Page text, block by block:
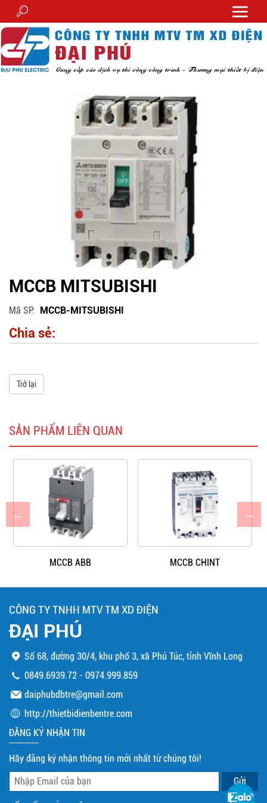
MCCB MITSUBISHI
Mã SP MCCB-MITSUBISHI
Chia sẻ:
Trở lại
SẢN PHẨM LIÊN QUAN
MCCB ABB MCCB CHINT
CÔNG TY TNHH MTV TM XD ĐIỆN
ĐẠI PHÚ
Số 68, đường 30/4, khu phố 3, xã Phú Túc, tỉnh Vĩnh Long
0849.6939.72 -0974.999.859
daiphubdbtre@gmail.com
http://thietbidienbentre.com
ĐĂNG KÝ NHẬN TIN
Hãy đăng ký nhận thông tin mới nhất từ chúng tôi!